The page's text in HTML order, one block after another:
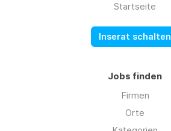
Startseite
Inserat schalten
Jobs finden
Firmen
Orte